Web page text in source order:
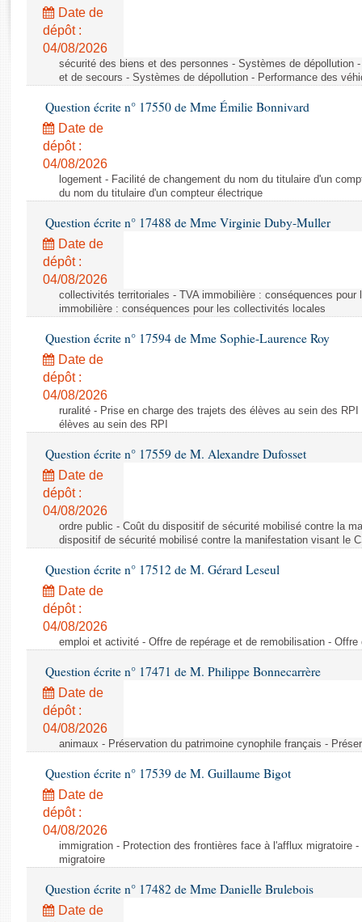
Rapports législatifs
Rapports sur l'application des lois
Baromètre de l’application des lois
Dossiers législatifs
Budget et sécurité sociale
Questions écrites et orales
Comptes rendus des débats
Date de
dépôt :
04/08/2026
sécurité des biens et des personnes - Systèmes de dépollution
et de secours - Systèmes de dépollution - Performance des
Question écrite n° 17550 de Mme Émilie Bonnivard
Date de
dépôt :
04/08/2026
logement - Facilité de changement du nom du titulaire d'un
du nom du titulaire d'un compteur électrique
Question écrite n° 17488 de Mme Virginie Duby-Muller
Date de
dépôt :
04/08/2026
collectivités territoriales - TVA immobilière : conséquences
immobilière : conséquences pour les collectivités locales
Question écrite n° 17594 de Mme Sophie-Laurence Roy
Date de
dépôt :
04/08/2026
ruralité - Prise en charge des trajets des élèves au sein des
élèves au sein des RPI
Question écrite n° 17559 de M. Alexandre Dufosset
Date de
dépôt :
04/08/2026
ordre public - Coût du dispositif de sécurité mobilisé contre la
dispositif de sécurité mobilisé contre la manifestation visant le
Question écrite n° 17512 de M. Gérard Leseul
Date de
dépôt :
04/08/2026
emploi et activité - Offre de repérage et de remobilisation -
Question écrite n° 17471 de M. Philippe Bonnecarrère
Date de
dépôt :
04/08/2026
animaux - Préservation du patrimoine cynophile français -
Question écrite n° 17539 de M. Guillaume Bigot
Date de
dépôt :
04/08/2026
immigration - Protection des frontières face à l'afflux migratoire
migratoire
Question écrite n° 17482 de Mme Danielle Brulebois
Date de